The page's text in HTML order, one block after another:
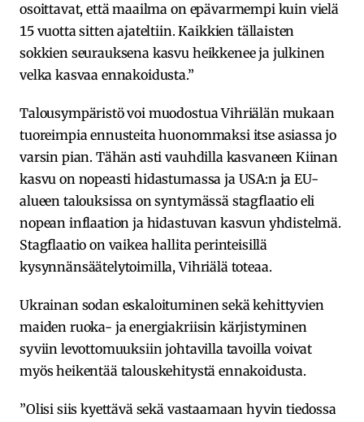
osoittavat, että maailma on epävarmempi kuin vielä
15 vuotta sitten ajateltiin. Kaikkien tällaisten
sokkien seurauksena kasvu heikkenee ja julkinen
velka kasvaa ennakoidusta.”
Talousympäristö voi muodostua Vihriälän mukaan
tuoreimpia ennusteita huonommaksi itse asiassa jo
varsin pian. Tähän asti vauhdilla kasvaneen Kiinan
kasvu on nopeasti hidastumassa ja USA:n ja EU-
alueen talouksissa on syntymässä stagflaatio eli
nopean inflaation ja hidastuvan kasvun yhdistelmä.
Stagflaatio on vaikea hallita perinteisillä
kysynnänsäätelytoimilla, Vihriälä toteaa.
Ukrainan sodan eskaloituminen sekä kehittyvien
maiden ruoka- ja energiakriisin kärjistyminen
syviin levottomuuksiin johtavilla tavoilla voivat
myös heikentää talouskehitystä ennakoidusta.
”Olisi siis kyettävä sekä vastaamaan hyvin tiedossa